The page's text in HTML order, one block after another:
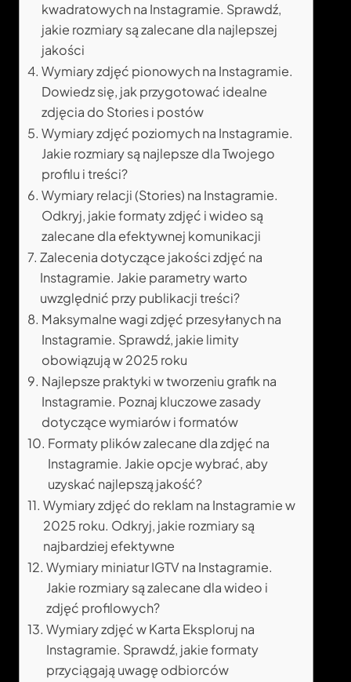
kwadratowych na Instagramie. Sprawdź,
jakie rozmiary są zalecane dla najlepszej
jakości
Wymiary zdjęć pionowych na Instagramie.
Dowiedz się, jak przygotować idealne
zdjęcia do Stories i postów
Wymiary zdjęć poziomych na Instagramie.
Jakie rozmiary są najlepsze dla Twojego
profilu i treści?
Wymiary relacji (Stories) na Instagramie.
Odkryj, jakie formaty zdjęć i wideo są
zalecane dla efektywnej komunikacji
Zalecenia dotyczące jakości zdjęć na
Instagramie. Jakie parametry warto
uwzględnić przy publikacji treści?
Maksymalne wagi zdjęć przesyłanych na
Instagramie. Sprawdź, jakie limity
obowiązują w 2025 roku
Najlepsze praktyki w tworzeniu grafik na
Instagramie. Poznaj kluczowe zasady
dotyczące wymiarów i formatów
Formaty plików zalecane dla zdjęć na
Instagramie. Jakie opcje wybrać, aby
uzyskać najlepszą jakość?
Wymiary zdjęć do reklam na Instagramie w
2025 roku. Odkryj, jakie rozmiary są
najbardziej efektywne
Wymiary miniatur IGTV na Instagramie.
Jakie rozmiary są zalecane dla wideo i
zdjęć profilowych?
Wymiary zdjęć w Karta Eksploruj na
Instagramie. Sprawdź, jakie formaty
przyciągają uwagę odbiorców